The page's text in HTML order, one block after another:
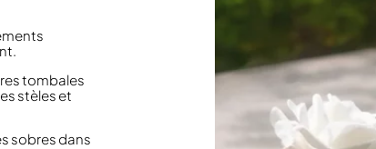
tombales
stèles et
sobres dans